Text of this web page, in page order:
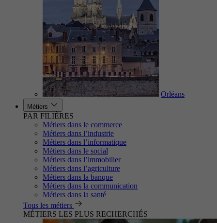
Orléans
Métiers
PAR FILIÈRES
Métiers dans le commerce
Métiers dans l’industrie
Métiers dans l’informatique
Métiers dans le social
Métiers dans l’immobilier
Métiers dans l’agriculture
Métiers dans la banque
Métiers dans la communication
Métiers dans la santé
Tous les métiers
MÉTIERS LES PLUS RECHERCHÉS